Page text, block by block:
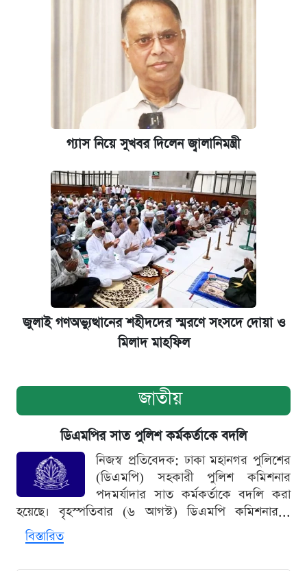
গ্যাস নিয়ে সুখবর দিলেন জ্বালানিমন্ত্রী
জুলাই গণঅভ্যুত্থানের শহীদদের স্মরণে সংসদে দোয়া ও
মিলাদ মাহফিল
জাতীয়
ডিএমপির সাত পুলিশ কর্মকর্তাকে বদলি
নিজস্ব প্রতিবেদক: ঢাকা মহানগর পুলিশের
(ডিএমপি) সহকারী পুলিশ কমিশনার
পদমর্যাদার সাত কর্মকর্তাকে বদলি করা
হয়েছে। বৃহস্পতিবার (৬ আগস্ট) ডিএমপি কমিশনার...
বিস্তারিত